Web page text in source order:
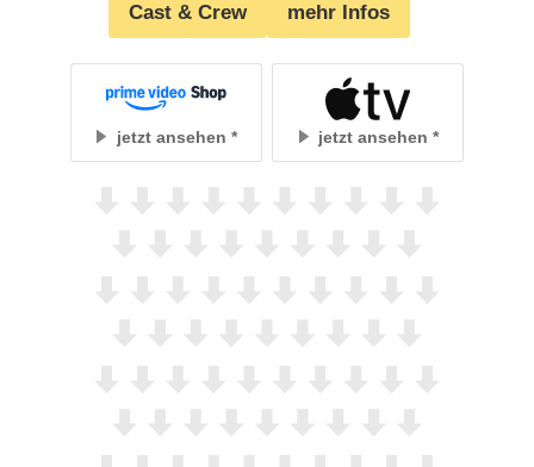
Cast & Crew mehr Infos
jetzt ansehen jetzt ansehen